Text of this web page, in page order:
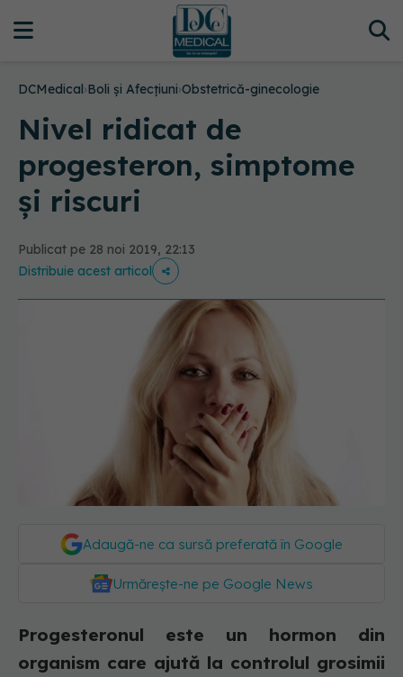
DCMedical›Boli și Afecțiuni›Obstetrică-ginecologie
Nivel ridicat de
progesteron, simptome
și riscuri
Publicat pe 28 noi 2019, 22:13
Distribuie acest articol
Adaugă-ne ca sursă preferată în Google
Urmărește-ne pe Google News
Progesteronul este un hormon din
organism care ajută la controlul grosimii